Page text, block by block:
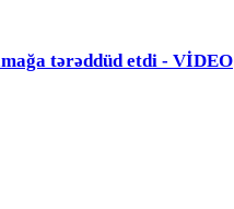
tərəddüd etdi - VİDEO